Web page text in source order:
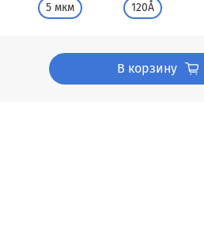
5 мкм 120Å
В корзину